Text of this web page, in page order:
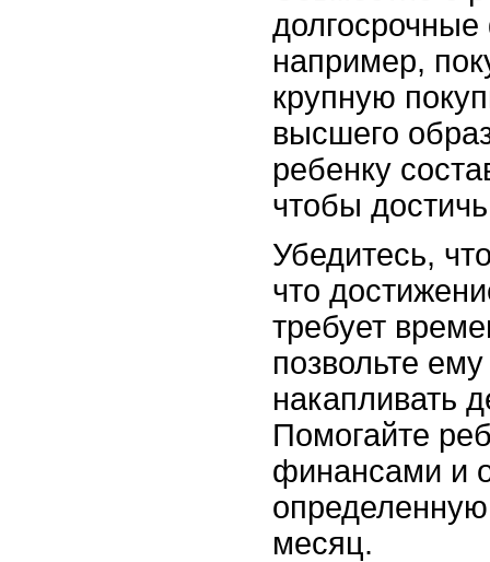
например,
крупную
высшего
ребенку
чтобы
Убедитесь,
что
требует
позвольте
накапливать
Помогайте
финансами и
месяц.